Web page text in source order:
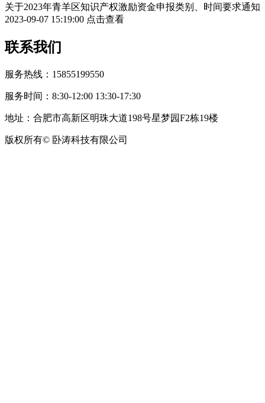
关于2023年青羊区知识产权激励资金申报类别、时间要求通知
2023-09-07 15:19:00 点击查看
联系我们
服务热线：15855199550
服务时间：8:30-12:00 13:30-17:30
地址：合肥市高新区明珠大道198号星梦园F2栋19楼
版权所有© 卧涛科技有限公司